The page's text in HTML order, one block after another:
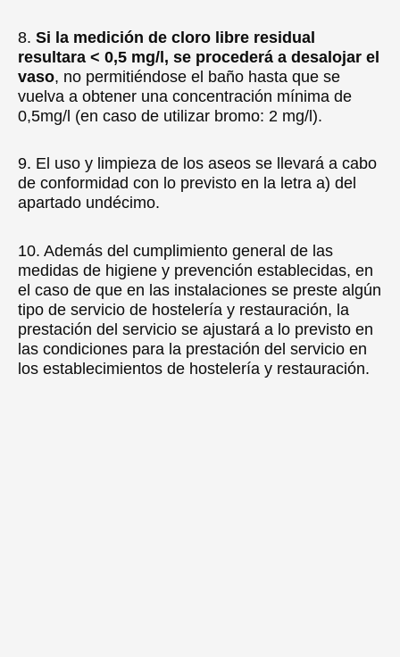
8. Si la medición de cloro libre residual
resultara < 0,5 mg/l, se procederá a desalojar el
vaso, no permitiéndose el baño hasta que se
vuelva a obtener una concentración mínima de
0,5mg/l (en caso de utilizar bromo: 2 mg/l).
9. El uso y limpieza de los aseos se llevará a cabo
de conformidad con lo previsto en la letra a) del
apartado undécimo.
10. Además del cumplimiento general de las
medidas de higiene y prevención establecidas, en
el caso de que en las instalaciones se preste algún
tipo de servicio de hostelería y restauración, la
prestación del servicio se ajustará a lo previsto en
las condiciones para la prestación del servicio en
los establecimientos de hostelería y restauración.